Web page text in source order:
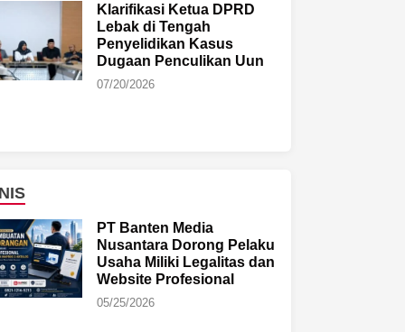
Klarifikasi Ketua DPRD
Lebak di Tengah
Penyelidikan Kasus
Dugaan Penculikan Uun
07/20/2026
PT Banten Media
Nusantara Dorong Pelaku
Usaha Miliki Legalitas dan
Website Profesional
05/25/2026